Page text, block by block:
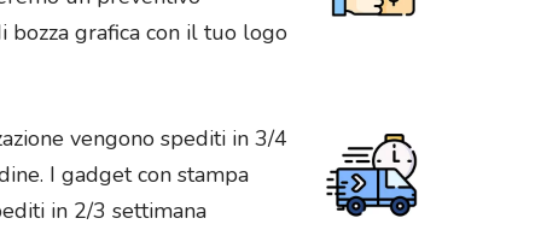
bozza grafica con il tuo logo
vengono spediti in 3/4
I gadget con stampa
in 2/3 settimana